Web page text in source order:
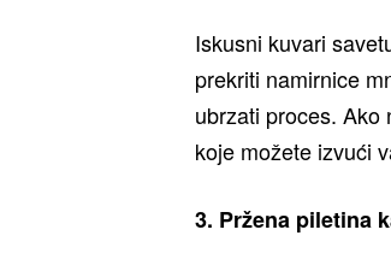
Iskusni kuvari
prekriti namirnice
ubrzati proces. Ako
koje možete izvući
3. Pržena piletina